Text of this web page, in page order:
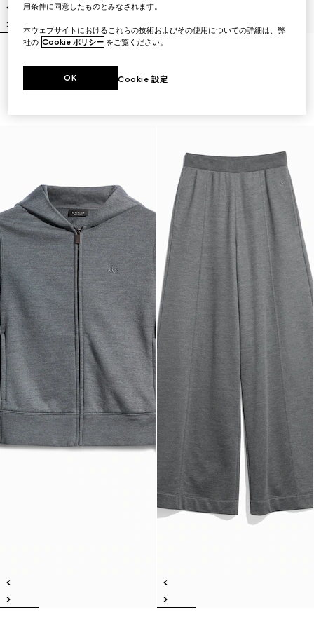
ャージー スウェットシャツ
用条件に同意したものとみなされます。
本ウェブサイトにおけるこれらの技術およびその使用についての詳細は、弊
社の Cookie ポリシー をご覧ください。
Cookie 設定
OK